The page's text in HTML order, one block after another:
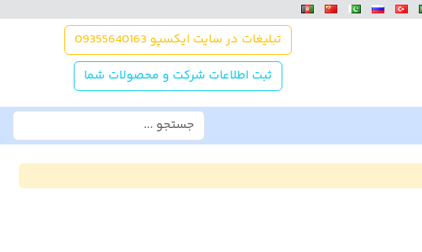
تبلیغات در سایت ایکسپو 09355640163
ثبت اطلاعات شرکت و محصولات شما